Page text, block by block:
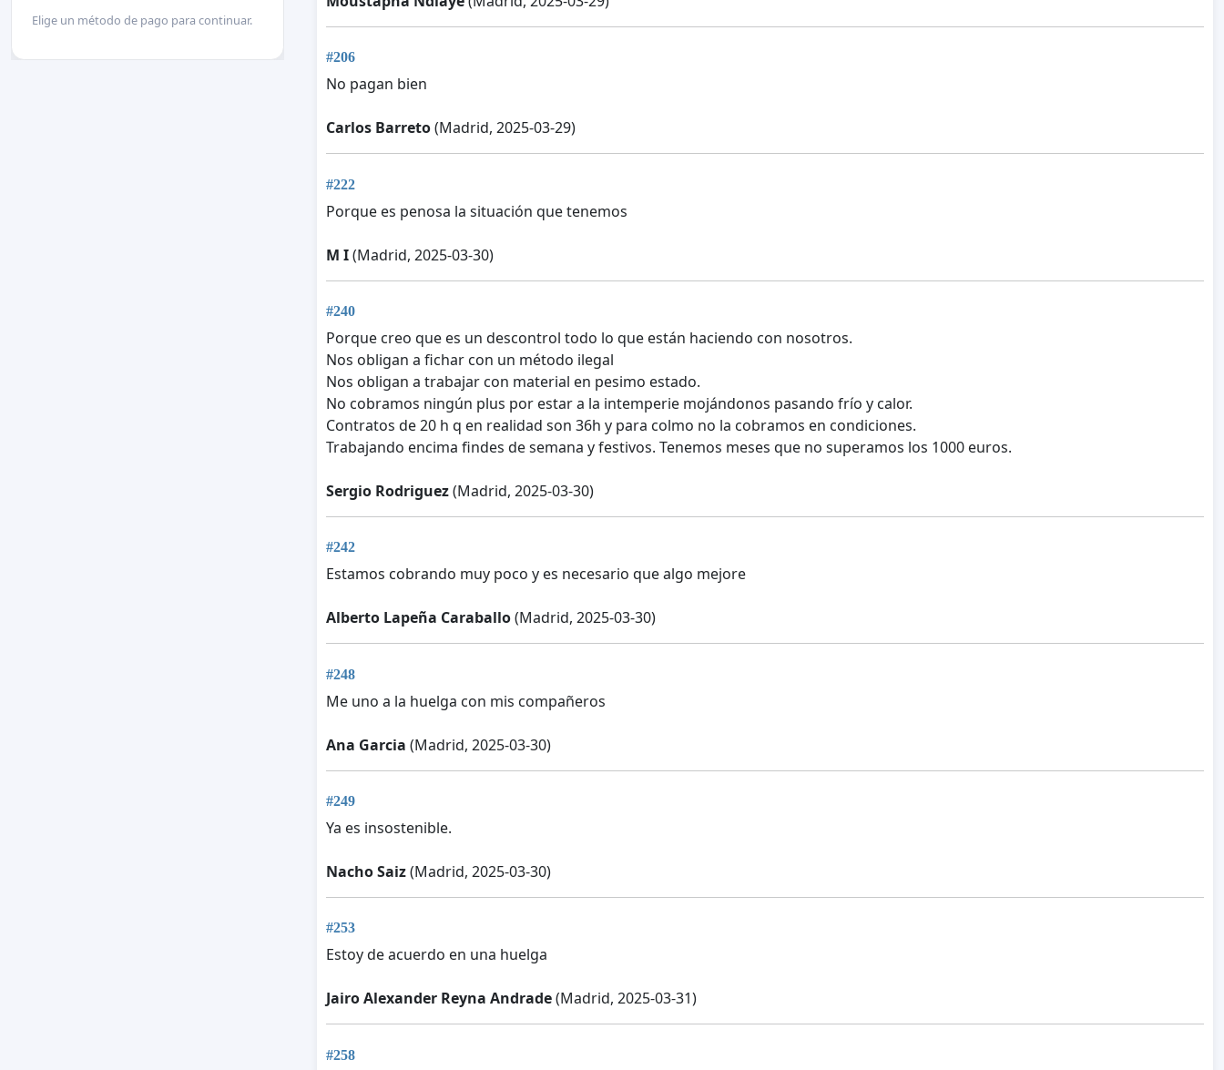
#206
No pagan bien
Carlos Barreto(Madrid, 2025-03-29)
#222
Porque es penosa la situación que tenemos
M I(Madrid, 2025-03-30)
#240
Porque creo que es un descontrol todo lo que están haciendo con nosotros.
Nos obligan a fichar con un método ilegal
Nos obligan a trabajar con material en pesimo estado.
No cobramos ningún plus por estar a la intemperie mojándonos pasando frío y calor.
Contratos de 20 h q en realidad son 36h y para colmo no la cobramos en condiciones.
Trabajando encima findes de semana y festivos. Tenemos meses que no superamos los 1000 euros.
Sergio Rodriguez(Madrid, 2025-03-30)
#242
Estamos cobrando muy poco y es necesario que algo mejore
Alberto Lapeña Caraballo(Madrid, 2025-03-30)
#248
Me uno a la huelga con mis compañeros
Ana Garcia (Madrid, 2025-03-30)
#249
Ya es insostenible.
Nacho Saiz(Madrid, 2025-03-30)
#253
Estoy de acuerdo en una huelga
Jairo Alexander Reyna Andrade(Madrid, 2025-03-31)
#258
Elige un método de pago para continuar.